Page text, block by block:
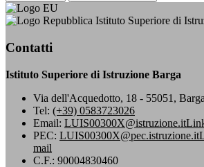
Istituto Superiore di
Contatti
Istituto Superiore di Istruzione Barga
Via dell'Acquedotto, 18 - 55051,
Tel: (+39) 0583723026
Email: LUIS00300X@istruzione.it
PEC: LUIS00300X@pec.istruzione.it
mail
C.F.: 90004830460